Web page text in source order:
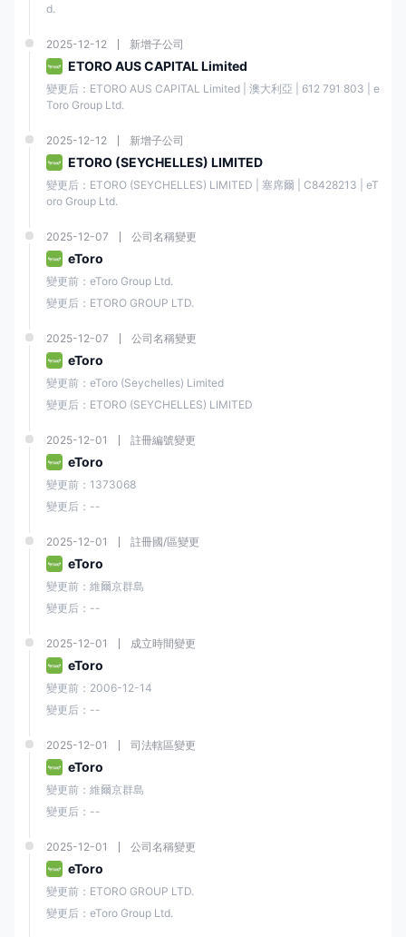
提款費
免費（GBP 和 EUR 帳
戶）或 $5（USD 投資帳
閒置費
適用於前12個月未登錄的
帳戶，每月 $10
交易平台
E投睿 提供其
好和直觀的特點。該平台提供多種工具和功能，包括實時市場數據、高級
E投睿 平台最引人注目的功能之一是其
製成功交易者的交易。這一功能對於缺乏知識或經驗進行自己交易的新手
交易員尤其有吸引力。
平台。MT4以其先進的圖表功能、豐富的技術指標庫以及通過使用專家顧
問（EA）自動化交易策略的能力而聞名。
存款和提款
E投睿 接受多種付款方式，包括信用卡/借記卡、銀行轉帳以及 PayPal、
Neteller 和 Skrill 等電子錢包
最低存款金額為 $10，相對於行業中的其他經紀商來說相對較低。
存款通常會在
E投睿不收取任何存款費用，但某些付款提供商可能會收取自己的費用。
E投睿 允許您使用與存款相同的付款方式提取資金。
和歐元帳戶則免費。
提款通常在一個工作日內處理
款方式。
d.
2025-12-12 新增子公司
ETORO AUS CAPITAL Limited
變更后：ETORO AUS CAPITAL Limited | 澳大利亞 | 612 791 803 | e
Toro Group Ltd.
2025-12-12 新增子公司
ETORO (SEYCHELLES) LIMITED
變更后：ETORO (SEYCHELLES) LIMITED | 塞席爾 | C8428213 | eT
oro Group Ltd.
2025-12-07 公司名稱變更
eToro
變更前：eToro Group Ltd.
變更后：ETORO GROUP LTD.
2025-12-07 公司名稱變更
eToro
變更前：eToro (Seychelles) Limited
變更后：ETORO (SEYCHELLES) LIMITED
2025-12-01 註冊編號變更
eToro
變更前：1373068
變更后：--
2025-12-01 註冊國/區變更
eToro
變更前：維爾京群島
變更后：--
2025-12-01 成立時間變更
eToro
變更前：2006-12-14
變更后：--
2025-12-01 司法轄區變更
eToro
變更前：維爾京群島
變更后：--
2025-12-01 公司名稱變更
eToro
變更前：ETORO GROUP LTD.
變更后：eToro Group Ltd.